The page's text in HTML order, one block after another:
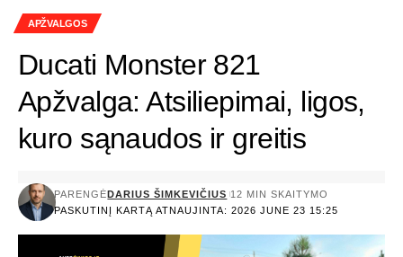
APŽVALGOS
Ducati Monster 821
Apžvalga: Atsiliepimai, ligos,
kuro sąnaudos ir greitis
PASKUTINĮ KARTĄ ATNAUJINTA: 2026 JUNE 23 15:25
PARENGĖ DARIUS ŠIMKEVIČIUS 12 MIN SKAITYMO